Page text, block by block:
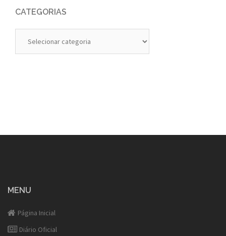
CATEGORIAS
MENU
Página Inicial
Diário Oficial